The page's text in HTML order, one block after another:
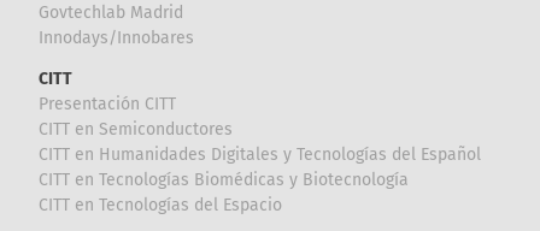
Govtechlab Madrid
Innodays/Innobares
CITT
Presentación CITT
CITT en Semiconductores
CITT en Humanidades Digitales y Tecnologías del Español
CITT en Tecnologías Biomédicas y Biotecnología
CITT en Tecnologías del Espacio